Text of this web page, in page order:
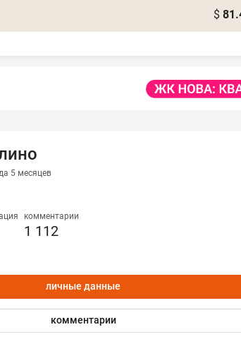
$
5 месяцев
комментарии
1 112
личные данные
комментарии